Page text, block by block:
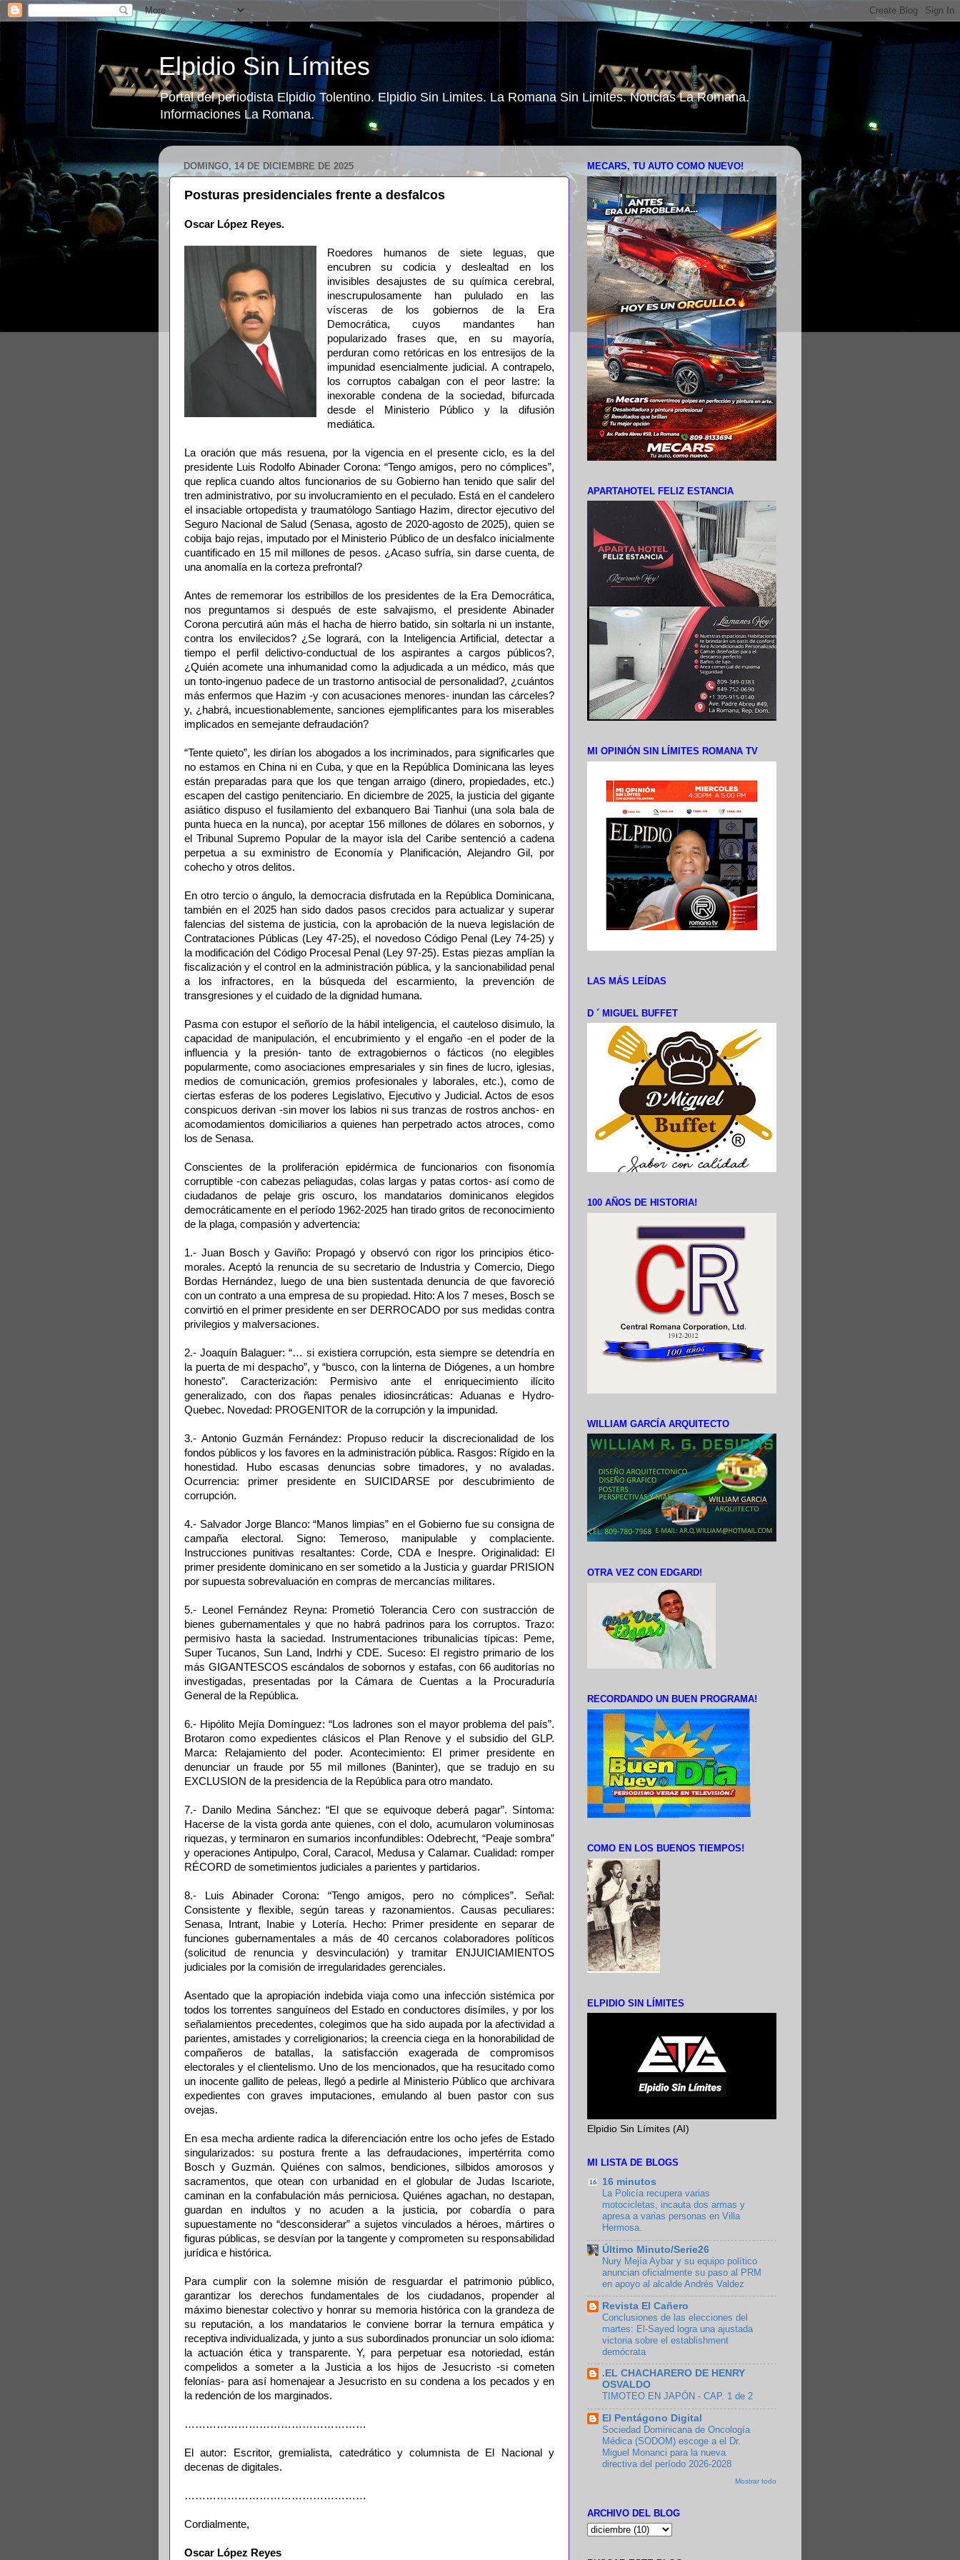
Elpidio Sin Límites
Portal del periodista Elpidio Tolentino. Elpidio Sin Limites. La Romana Sin Limites. Noticias La Romana.
Informaciones La Romana.
DOMINGO, 14 DE DICIEMBRE DE 2025
Posturas presidenciales frente a desfalcos
Oscar López Reyes.
Roedores humanos de siete leguas, que
encubren su codicia y deslealtad en los
invisibles desajustes de su química cerebral,
inescrupulosamente han pululado en las
vísceras de los gobiernos de la Era
Democrática, cuyos mandantes han
popularizado frases que, en su mayoría,
perduran como retóricas en los entresijos de la
impunidad esencialmente judicial. A contrapelo,
los corruptos cabalgan con el peor lastre: la
inexorable condena de la sociedad, bifurcada
desde el Ministerio Público y la difusión
mediática.
La oración que más resuena, por la vigencia en el presente ciclo, es la del
presidente Luis Rodolfo Abinader Corona: “Tengo amigos, pero no cómplices”,
que replica cuando altos funcionarios de su Gobierno han tenido que salir del
tren administrativo, por su involucramiento en el peculado. Está en el candelero
el insaciable ortopedista y traumatólogo Santiago Hazim, director ejecutivo del
Seguro Nacional de Salud (Senasa, agosto de 2020-agosto de 2025), quien se
cobija bajo rejas, imputado por el Ministerio Público de un desfalco inicialmente
cuantificado en 15 mil millones de pesos. ¿Acaso sufría, sin darse cuenta, de
una anomalía en la corteza prefrontal?
Antes de rememorar los estribillos de los presidentes de la Era Democrática,
nos preguntamos si después de este salvajismo, el presidente Abinader
Corona percutirá aún más el hacha de hierro batido, sin soltarla ni un instante,
contra los envilecidos? ¿Se logrará, con la Inteligencia Artificial, detectar a
tiempo el perfil delictivo-conductual de los aspirantes a cargos públicos?,
¿Quién acomete una inhumanidad como la adjudicada a un médico, más que
un tonto-ingenuo padece de un trastorno antisocial de personalidad?, ¿cuántos
más enfermos que Hazim -y con acusaciones menores- inundan las cárceles?
y, ¿habrá, incuestionablemente, sanciones ejemplificantes para los miserables
implicados en semejante defraudación?
“Tente quieto”, les dirían los abogados a los incriminados, para significarles que
no estamos en China ni en Cuba, y que en la República Dominicana las leyes
están preparadas para que los que tengan arraigo (dinero, propiedades, etc.)
escapen del castigo penitenciario. En diciembre de 2025, la justicia del gigante
asiático dispuso el fusilamiento del exbanquero Bai Tianhui (una sola bala de
punta hueca en la nunca), por aceptar 156 millones de dólares en sobornos, y
el Tribunal Supremo Popular de la mayor isla del Caribe sentenció a cadena
perpetua a su exministro de Economía y Planificación, Alejandro Gil, por
cohecho y otros delitos.
En otro tercio o ángulo, la democracia disfrutada en la República Dominicana,
también en el 2025 han sido dados pasos crecidos para actualizar y superar
falencias del sistema de justicia, con la aprobación de la nueva legislación de
Contrataciones Públicas (Ley 47-25), el novedoso Código Penal (Ley 74-25) y
la modificación del Código Procesal Penal (Ley 97-25). Estas piezas amplían la
fiscalización y el control en la administración pública, y la sancionabilidad penal
a los infractores, en la búsqueda del escarmiento, la prevención de
transgresiones y el cuidado de la dignidad humana.
Pasma con estupor el señorío de la hábil inteligencia, el cauteloso disimulo, la
capacidad de manipulación, el encubrimiento y el engaño -en el poder de la
influencia y la presión- tanto de extragobiernos o fácticos (no elegibles
popularmente, como asociaciones empresariales y sin fines de lucro, iglesias,
medios de comunicación, gremios profesionales y laborales, etc.), como de
ciertas esferas de los poderes Legislativo, Ejecutivo y Judicial. Actos de esos
conspicuos derivan -sin mover los labios ni sus tranzas de rostros anchos- en
acomodamientos domiciliarios a quienes han perpetrado actos atroces, como
los de Senasa.
Conscientes de la proliferación epidérmica de funcionarios con fisonomía
corruptible -con cabezas peliagudas, colas largas y patas cortos- así como de
ciudadanos de pelaje gris oscuro, los mandatarios dominicanos elegidos
democráticamente en el período 1962-2025 han tirado gritos de reconocimiento
de la plaga, compasión y advertencia:
1.- Juan Bosch y Gaviño: Propagó y observó con rigor los principios ético-
morales. Aceptó la renuncia de su secretario de Industria y Comercio, Diego
Bordas Hernández, luego de una bien sustentada denuncia de que favoreció
con un contrato a una empresa de su propiedad. Hito: A los 7 meses, Bosch se
convirtió en el primer presidente en ser DERROCADO por sus medidas contra
privilegios y malversaciones.
2.- Joaquín Balaguer: “… si existiera corrupción, esta siempre se detendría en
la puerta de mi despacho”, y “busco, con la linterna de Diógenes, a un hombre
honesto”. Caracterización: Permisivo ante el enriquecimiento ilícito
generalizado, con dos ñapas penales idiosincráticas: Aduanas e Hydro-
Quebec. Novedad: PROGENITOR de la corrupción y la impunidad.
3.- Antonio Guzmán Fernández: Propuso reducir la discrecionalidad de los
fondos públicos y los favores en la administración pública. Rasgos: Rígido en la
honestidad. Hubo escasas denuncias sobre timadores, y no avaladas.
Ocurrencia: primer presidente en SUICIDARSE por descubrimiento de
corrupción.
4.- Salvador Jorge Blanco: “Manos limpias” en el Gobierno fue su consigna de
campaña electoral. Signo: Temeroso, manipulable y complaciente.
Instrucciones punitivas resaltantes: Corde, CDA e Inespre. Originalidad: El
primer presidente dominicano en ser sometido a la Justicia y guardar PRISION
por supuesta sobrevaluación en compras de mercancías militares.
5.- Leonel Fernández Reyna: Prometió Tolerancia Cero con sustracción de
bienes gubernamentales y que no habrá padrinos para los corruptos. Trazo:
permisivo hasta la saciedad. Instrumentaciones tribunalicias típicas: Peme,
Super Tucanos, Sun Land, Indrhi y CDE. Suceso: El registro primario de los
más GIGANTESCOS escándalos de sobornos y estafas, con 66 auditorías no
investigadas, presentadas por la Cámara de Cuentas a la Procuraduría
General de la República.
6.- Hipólito Mejía Domínguez: “Los ladrones son el mayor problema del país”.
Brotaron como expedientes clásicos el Plan Renove y el subsidio del GLP.
Marca: Relajamiento del poder. Acontecimiento: El primer presidente en
denunciar un fraude por 55 mil millones (Baninter), que se tradujo en su
EXCLUSION de la presidencia de la República para otro mandato.
7.- Danilo Medina Sánchez: “El que se equivoque deberá pagar”. Síntoma:
Hacerse de la vista gorda ante quienes, con el dolo, acumularon voluminosas
riquezas, y terminaron en sumarios inconfundibles: Odebrecht, “Peaje sombra”
y operaciones Antipulpo, Coral, Caracol, Medusa y Calamar. Cualidad: romper
RÉCORD de sometimientos judiciales a parientes y partidarios.
8.- Luis Abinader Corona: “Tengo amigos, pero no cómplices”. Señal:
Consistente y flexible, según tareas y razonamientos. Causas peculiares:
Senasa, Intrant, Inabie y Lotería. Hecho: Primer presidente en separar de
funciones gubernamentales a más de 40 cercanos colaboradores políticos
(solicitud de renuncia y desvinculación) y tramitar ENJUICIAMIENTOS
judiciales por la comisión de irregularidades gerenciales.
Asentado que la apropiación indebida viaja como una infección sistémica por
todos los torrentes sanguíneos del Estado en conductores disímiles, y por los
señalamientos precedentes, colegimos que ha sido aupada por la afectividad a
parientes, amistades y correligionarios; la creencia ciega en la honorabilidad de
compañeros de batallas, la satisfacción exagerada de compromisos
electorales y el clientelismo. Uno de los mencionados, que ha resucitado como
un inocente gallito de peleas, llegó a pedirle al Ministerio Público que archivara
expedientes con graves imputaciones, emulando al buen pastor con sus
ovejas.
En esa mecha ardiente radica la diferenciación entre los ocho jefes de Estado
singularizados: su postura frente a las defraudaciones, impertérrita como
Bosch y Guzmán. Quiénes con salmos, bendiciones, silbidos amorosos y
sacramentos, que otean con urbanidad en el globular de Judas Iscariote,
caminan en la confabulación más perniciosa. Quiénes agachan, no destapan,
guardan en indultos y no acuden a la justicia, por cobardía o para
supuestamente no “desconsiderar” a sujetos vinculados a héroes, mártires o
figuras públicas, se desvían por la tangente y comprometen su responsabilidad
jurídica e histórica.
Para cumplir con la solemne misión de resguardar el patrimonio público,
garantizar los derechos fundamentales de los ciudadanos, propender al
máximo bienestar colectivo y honrar su memoria histórica con la grandeza de
su reputación, a los mandatarios le conviene borrar la ternura empática y
receptiva individualizada, y junto a sus subordinados pronunciar un solo idioma:
la actuación ética y transparente. Y, para perpetuar esa notoriedad, están
compelidos a someter a la Justicia a los hijos de Jesucristo -si cometen
felonías- para así homenajear a Jesucristo en su condena a los pecados y en
la redención de los marginados.
……………………………………………
El autor: Escritor, gremialista, catedrático y columnista de El Nacional y
decenas de digitales.
……………………………………………
Cordialmente,
Oscar López Reyes
MECARS, TU AUTO COMO NUEVO!
APARTAHOTEL FELIZ ESTANCIA
MI OPINIÓN SIN LÍMITES ROMANA TV
LAS MÁS LEÍDAS
D ´ MIGUEL BUFFET
100 AÑOS DE HISTORIA!
WILLIAM GARCÍA ARQUITECTO
OTRA VEZ CON EDGARD!
RECORDANDO UN BUEN PROGRAMA!
COMO EN LOS BUENOS TIEMPOS!
ELPIDIO SIN LÍMITES
Elpidio Sin Límites (AI)
MI LISTA DE BLOGS
16 minutos
La Policía recupera varias
motocicletas, incauta dos armas y
apresa a varias personas en Villa
Hermosa.
Último Minuto/Serie26
Nury Mejía Aybar y su equipo político
anuncian oficialmente su paso al PRM
en apoyo al alcalde Andrés Valdez
Revista El Cañero
Conclusiones de las elecciones del
martes: El-Sayed logra una ajustada
victoria sobre el establishment
demócrata
.EL CHACHARERO DE HENRY
OSVALDO
TIMOTEO EN JAPÓN - CAP. 1 de 2
El Pentágono Digital
Sociedad Dominicana de Oncología
Médica (SODOM) escoge a el Dr.
Miguel Monanci para la nueva
directiva del período 2026-2028
Mostrar todo
ARCHIVO DEL BLOG